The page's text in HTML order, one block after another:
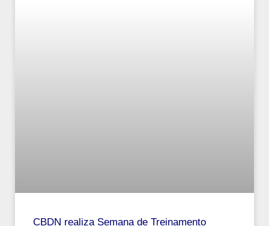
CBDN realiza Semana de Treinamento